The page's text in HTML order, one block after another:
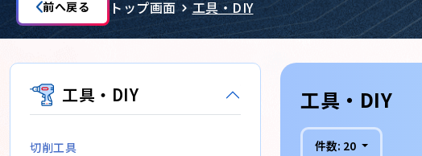
前へ戻る トップ画面 工具・DIY
工具・DIY
切削工具
工具・DIY
件数: 20